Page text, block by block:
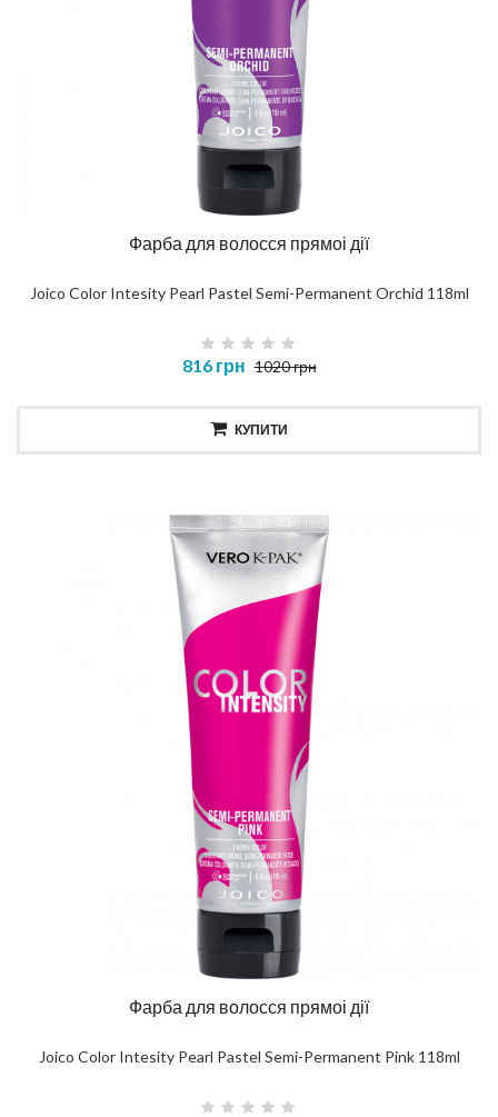
Фарба для волосся прямоі дії
Joico Color Intesity Pearl Pastel Semi-Permanent Orchid 118ml
816 грн 1020 грн
КУПИТИ
Фарба для волосся прямоі дії
Joico Color Intesity Pearl Pastel Semi-Permanent Pink 118ml